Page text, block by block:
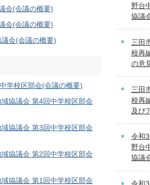
会(会議の概要)
会(会議の概要)
会(会議の概要)
学校区部会(会議の概要)
協議会 第4回中学校区部会
協議会 第3回中学校区部会
協議会 第2回中学校区部会
協議会 第1回中学校区部会
野台
協議
三田
校再
の意
三田
校再
及び
令和
野台
協議